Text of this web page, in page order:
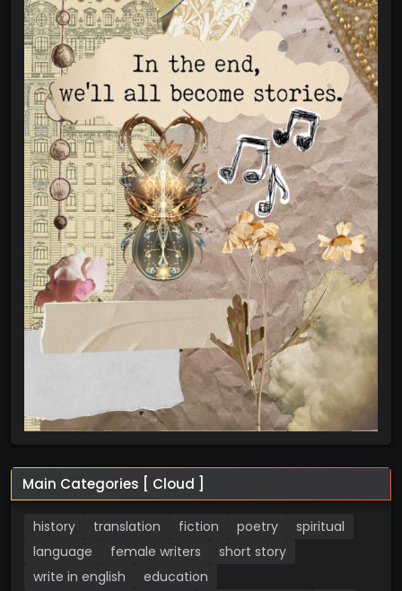
Main Categories [ Cloud ]
history translation fiction poetry
spiritual
language
female writers
short story
write in english
education